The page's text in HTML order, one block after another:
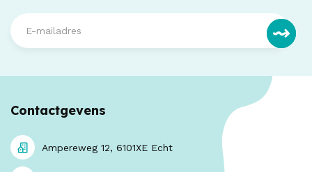
Contactgevens
Ampereweg 12, 6101XE Echt